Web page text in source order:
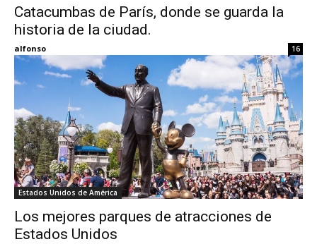
Catacumbas de París, donde se guarda la
historia de la ciudad.
alfonso 16
Estados Unidos de América
Los mejores parques de atracciones de
Estados Unidos